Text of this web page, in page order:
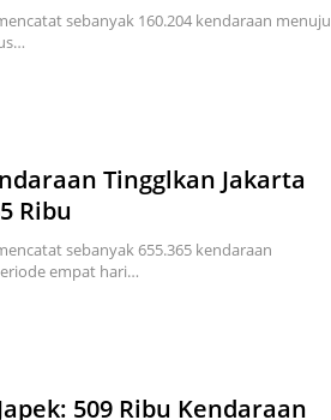
sebanyak 160.204 kendaraan menuju
Tingglkan Jakarta
Ribu
sebanyak 655.365 kendaraan
empat hari…
509 Ribu Kendaraan